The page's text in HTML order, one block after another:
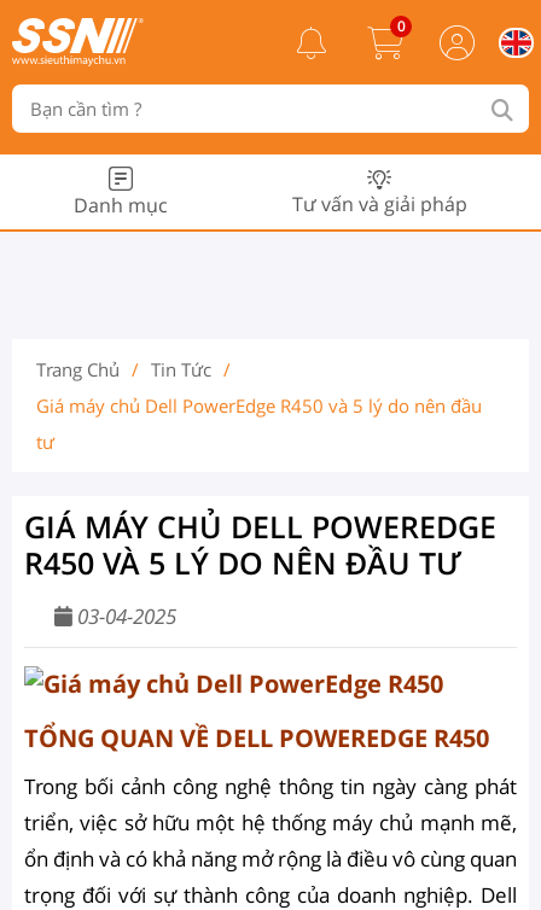
0
Danh mục Tư vấn và giải pháp
Trang Chủ / Tin Tức /
Giá máy chủ Dell PowerEdge R450 và 5 lý do nên đầu
tư
GIÁ MÁY CHỦ DELL POWEREDGE
R450 VÀ 5 LÝ DO NÊN ĐẦU TƯ
03-04-2025
TỔNG QUAN VỀ DELL POWEREDGE R450
Trong bối cảnh công nghệ thông tin ngày càng phát
triển, việc sở hữu một hệ thống máy chủ mạnh mẽ,
ổn định và có khả năng mở rộng là điều vô cùng quan
trọng đối với sự thành công của doanh nghiệp. Dell